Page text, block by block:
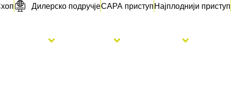
Дилерско подручјеСАРА приступНајплоднији приступ